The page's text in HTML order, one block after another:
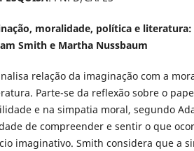
moralidade, política e
Smith e Martha Nussbaum
relação da imaginação com a
Parte-se da reflexão sobre o
e na simpatia moral, segundo
de compreender e sentir o que
imaginativo. Smith considera que a